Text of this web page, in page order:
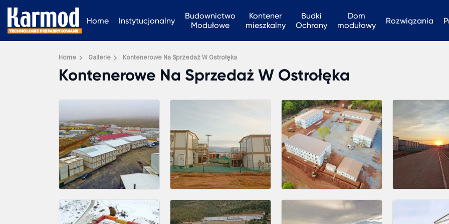
Home Instytucjonalny
Budownictwo
Modułowe
Kontener
mieszkalny
Budki
Ochrony
Dom
modułowy
Rozwiązania
Home Gallerie Kontenerowe Na Sprzedaż W Ostrołęka
Kontenerowe Na Sprzedaż W Ostrołęka